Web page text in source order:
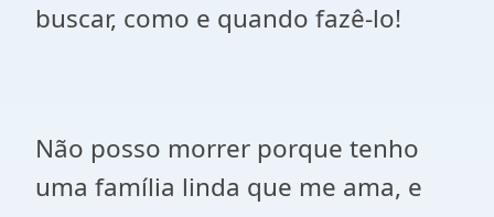
buscar, como e quando fazê-lo!
Não posso morrer porque tenho
uma família linda que me ama, e